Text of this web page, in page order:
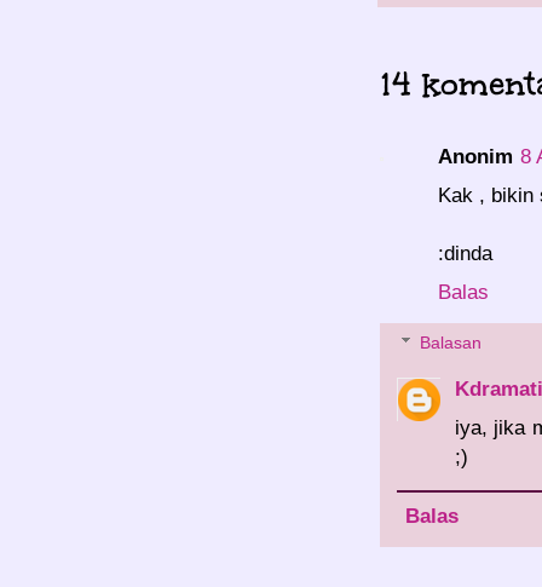
14
Anonim 8
Kak , bikin
:dinda
Balas
Balasan
iya, jika
;)
Balas